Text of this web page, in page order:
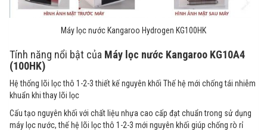
Máy lọc nước Kangaroo Hydrogen KG100HK
Tính năng nổi bật của Máy lọc nước Kangaroo KG10A4
(100HK)
Hệ thống lõi lọc thô 1-2-3 thiết kế nguyên khối Thế hệ mới chống tái nhiễm
khuẩn khi thay lõi lọc
Cấu tạo nguyên khối với chất liệu nhựa cao cấp đạt chuẩn trong sử dụng
máy lọc nước, thế hệ lõi lọc thô 1-2-3 mới nguyên khối giúp chống rò rỉ